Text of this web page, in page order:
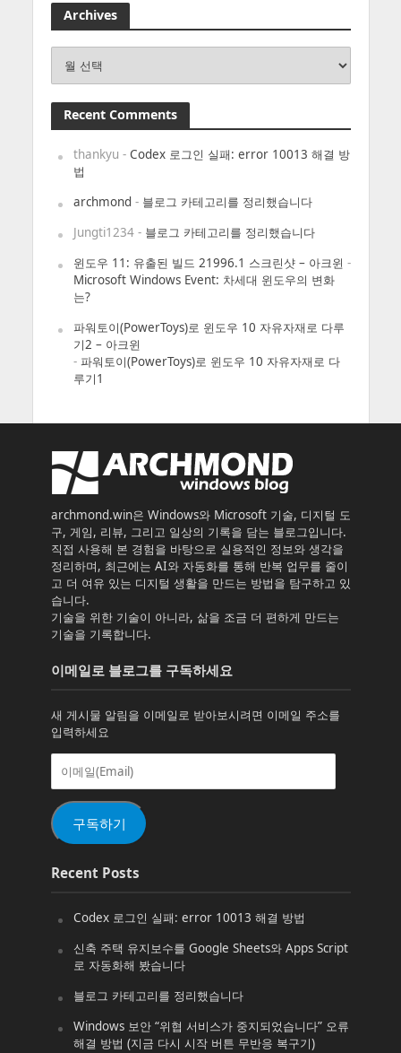
Archives
Recent Comments
thankyu - Codex 로그인 실패: error 10013 해결 방
법
archmond- 블로그 카테고리를 정리했습니다
Jungti1234- 블로그 카테고리를 정리했습니다
윈도우 11: 유출된 빌드 21996.1 스크린샷 – 아크윈 -
Microsoft Windows Event: 차세대 윈도우의 변화
는?
파워토이(PowerToys)로 윈도우 10 자유자재로 다루
기2 – 아크윈
- 파워토이(PowerToys)로 윈도우 10 자유자재로 다
루기1
archmond.win은 Windows와 Microsoft 기술, 디지털 도
구, 게임, 리뷰, 그리고 일상의 기록을 담는 블로그입니다.
직접 사용해 본 경험을 바탕으로 실용적인 정보와 생각을
정리하며, 최근에는 AI와 자동화를 통해 반복 업무를 줄이
고 더 여유 있는 디지털 생활을 만드는 방법을 탐구하고 있
습니다.
기술을 위한 기술이 아니라, 삶을 조금 더 편하게 만드는
기술을 기록합니다.
이메일로 블로그를 구독하세요
새 게시물 알림을 이메일로 받아보시려면 이메일 주소를
입력하세요
이
일
(Email)
구독하기
Recent Posts
Codex 로그인 실패: error 10013 해결 방법
신축 주택 유지보수를 Google Sheets와 Apps Script
로 자동화해 봤습니다
블로그 카테고리를 정리했습니다
Windows 보안 “위협 서비스가 중지되었습니다” 오류
해결 방법 (지금 다시 시작 버튼 무반응 복구기)